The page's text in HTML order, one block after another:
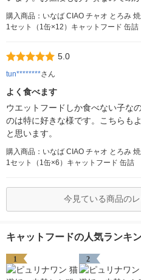
購入商品：いなば CIAO チャオ とろみ
1セット（1缶×12）キャットフード 缶詰
5.0
tun********さん
よく食べます
ウエットフードしか食べない子な
のは特に好きな様です。こちらも
と思います。
購入商品：いなば CIAO チャオ とろみ
1セット（1缶×6）キャットフード 缶詰
今見ている商品の
キャットフードの人気ランキ
1 2